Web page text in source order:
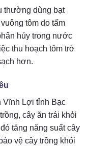
thường dùng bạt
tôm do tấm
hủy trong nước
thu hoạch tôm trở
hơn.
Vĩnh Lợi tỉnh Bạc
cây ăn trái khỏi
tăng năng suất cây
vệ cây trồng khỏi